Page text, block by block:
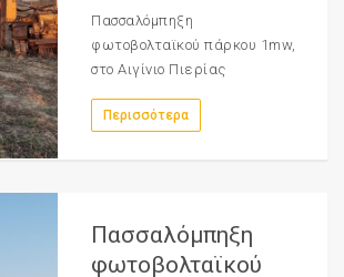
Πασσαλόμπηξη
φωτοβολταϊκού πάρκου 1mw,
στο Αιγίνιο Πιερίας
Περισσότερα
Πασσαλόμπηξη
φωτοβολταϊκού